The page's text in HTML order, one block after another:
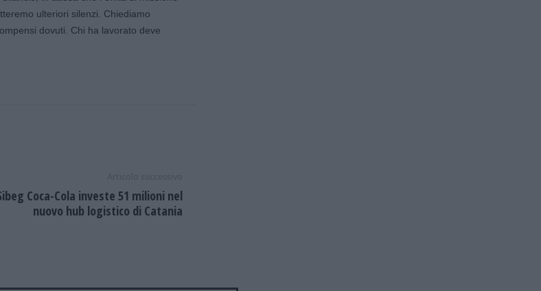
ulteriori silenzi. Chiediamo
dovuti. Chi ha lavorato deve
Coca-Cola investe 51 milioni nel
nuovo hub logistico di Catania